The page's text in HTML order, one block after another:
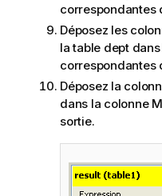
correspondantes
Déposez les
la table dept
correspondantes
Déposez la
dans la colonne
sortie.